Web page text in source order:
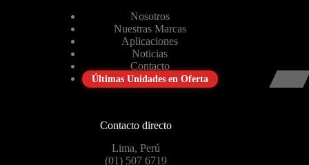
Nosotros
Nuestras Marcas
Aplicaciones
Noticias
Contacto
Últimas Unidades en Oferta
Contacto directo
Lima, Perú
(01) 507 6719